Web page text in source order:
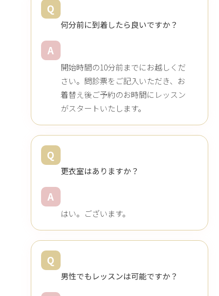
Q
何分前に到着したら良いですか？
A
開始時間の10分前までにお越しくだ
さい。問診票をご記入いただき、お
着替え後ご予約のお時間にレッスン
がスタートいたします。
Q
更衣室はありますか？
A
はい。ございます。
Q
男性でもレッスンは可能ですか？